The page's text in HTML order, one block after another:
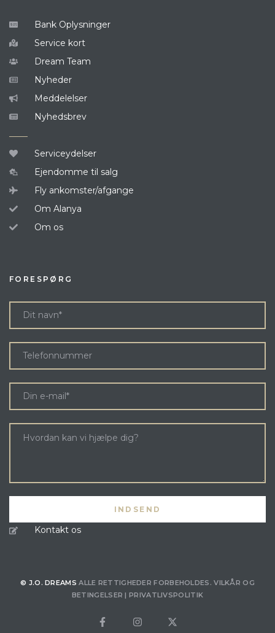
Bank Oplysninger
Service kort
Dream Team
Nyheder
Meddelelser
Nyhedsbrev
Serviceydelser
Ejendomme til salg
Fly ankomster/afgange
Om Alanya
Om os
FORESPØRG
Kontakt os
© J.O. DREAMS ALLE RETTIGHEDER FORBEHOLDES.VILKÅR OG
BETINGELSER |PRIVATLIVSPOLITIK